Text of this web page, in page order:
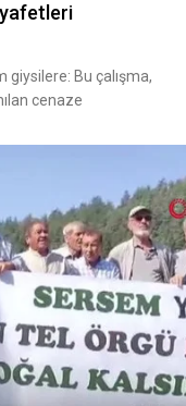
Bu çalışma,
cenaze